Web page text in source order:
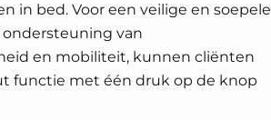
in bed. Voor een veilige en soepele
ondersteuning van
en mobiliteit, kunnen cliënten
functie met één druk op de knop